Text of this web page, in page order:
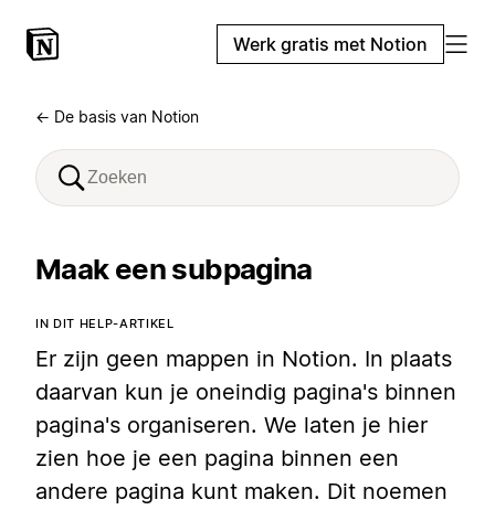
Werk gratis met Notion
← De basis van Notion
Maak een subpagina
IN DIT HELP-ARTIKEL
Er zijn geen mappen in Notion. In plaats
daarvan kun je oneindig pagina's binnen
pagina's organiseren. We laten je hier
zien hoe je een pagina binnen een
andere pagina kunt maken. Dit noemen